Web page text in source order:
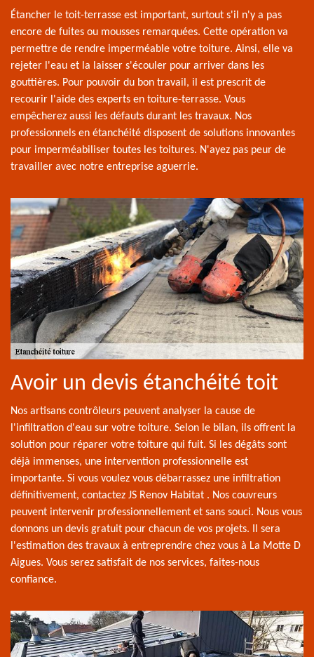
Étancher le toit-terrasse est important, surtout s'il n'y a pas
encore de fuites ou mousses remarquées. Cette opération va
permettre de rendre imperméable votre toiture. Ainsi, elle va
rejeter l'eau et la laisser s'écouler pour arriver dans les
gouttières. Pour pouvoir du bon travail, il est prescrit de
recourir l'aide des experts en toiture-terrasse. Vous
empêcherez aussi les défauts durant les travaux. Nos
professionnels en étanchéité disposent de solutions innovantes
pour imperméabiliser toutes les toitures. N'ayez pas peur de
travailler avec notre entreprise aguerrie.
Avoir un devis étanchéité toit
Nos artisans contrôleurs peuvent analyser la cause de
l'infiltration d'eau sur votre toiture. Selon le bilan, ils offrent la
solution pour réparer votre toiture qui fuit. Si les dégâts sont
déjà immenses, une intervention professionnelle est
importante. Si vous voulez vous débarrassez une infiltration
définitivement, contactez JS Renov Habitat . Nos couvreurs
peuvent intervenir professionnellement et sans souci. Nous vous
donnons un devis gratuit pour chacun de vos projets. Il sera
l'estimation des travaux à entreprendre chez vous à La Motte D
Aigues. Vous serez satisfait de nos services, faites-nous
confiance.